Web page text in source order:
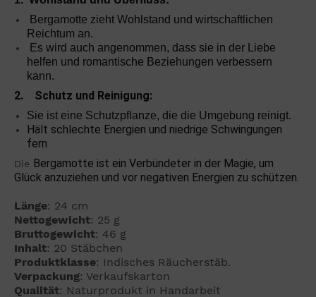
Bergamotte zieht Wohlstand und wirtschaftlichen
Reichtum an.
Es wird auch angenommen, dass sie in der Liebe
helfen und romantische Beziehungen verbessern
kann.
2. Schutz und Reinigung:
Sie ist eine Schutzpflanze, die die Umgebung reinigt.
Hält schlechte Energien und niedrige Schwingungen
fern
Die Bergamotte ist ein Verbündeter in der Magie, um
Glück anzuziehen und vor negativen Energien zu schützen.
Länge: 24 cm
Nettogewicht: 25 g
Bruttogewicht: 46 g
Inhalt: 20 Stäbchen
Produktklasse: Indisches Räucherstäb.
Verpackung: Verkaufskarton
Qualität: Naturprodukt in Handarbeit